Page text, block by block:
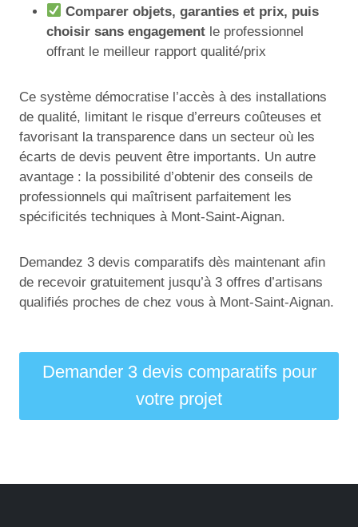
Comparer objets, garanties et prix, puis
choisir sans engagement le professionnel
offrant le meilleur rapport qualité/prix
Ce système démocratise l’accès à des installations
de qualité, limitant le risque d’erreurs coûteuses et
favorisant la transparence dans un secteur où les
écarts de devis peuvent être importants. Un autre
avantage : la possibilité d’obtenir des conseils de
professionnels qui maîtrisent parfaitement les
spécificités techniques à Mont-Saint-Aignan.
Demandez 3 devis comparatifs dès maintenant afin
de recevoir gratuitement jusqu’à 3 offres d’artisans
qualifiés proches de chez vous à Mont-Saint-Aignan.
Demander 3 devis comparatifs pour
votre projet